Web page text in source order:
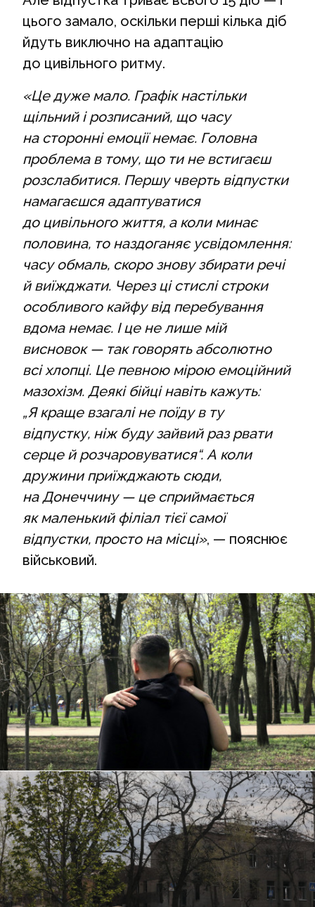
цього замало, оскільки перші кілька діб
йдуть виключно на адаптацію
до цивільного ритму.
«Це дуже мало. Графік настільки
щільний і розписаний, що часу
на сторонні емоції немає. Головна
проблема в тому, що ти не встигаєш
розслабитися. Першу чверть відпустки
намагаєшся адаптуватися
до цивільного життя, а коли минає
половина, то наздоганяє усвідомлення:
часу обмаль, скоро знову збирати речі
й виїжджати. Через ці стислі строки
особливого кайфу від перебування
вдома немає. І це не лише мій
висновок — так говорять абсолютно
всі хлопці. Це певною мірою емоційний
мазохізм. Деякі бійці навіть кажуть:
„Я краще взагалі не поїду в ту
відпустку, ніж буду зайвий раз рвати
серце й розчаровуватися“. А коли
дружини приїжджають сюди,
на Донеччину — це сприймається
як маленький філіал тієї самої
відпустки, просто на місці», — пояснює
військовий.